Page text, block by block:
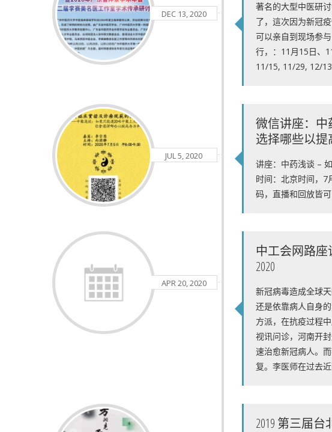
DEC 13, 2020
著名的大型中医研
了，這次因为新冠
可以亲自到现场参
行，：11月15日、
11/15, 11/29, 12/
JUL 5, 2020
微信讲座：中
选择哪些以提
讲座：中药浅谈 –
时间：北京时间，
码，直播和回放
APR 20, 2020
中工会网路座
2020
新冠病毒造成全球
还是依靠病人自身
方派，在抗疫过程
视讯问诊，河南开
速治愈新冠病人。
复。李医师在过去
2019 第三届